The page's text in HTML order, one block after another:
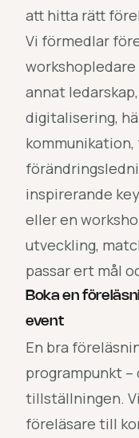
att hitta rätt
Vi förmedlar
annat
digitalisering,
inspirerande
eller en
utveckling,
passar ert mål
Boka en
event
En bra
programpunkt
tillställningen.
föreläsare till